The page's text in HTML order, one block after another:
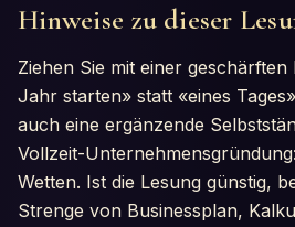
Hinweise zu dieser
Ziehen Sie mit einer geschärften
Jahr starten» statt «eines
auch eine ergänzende
Vollzeit-
Wetten. Ist die Lesung günstig,
Strenge von Businessplan,